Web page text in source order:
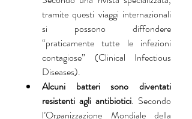
tramite questi viaggi internazionali
si possono diffondere
“praticamente tutte le infezioni
contagiose” (Clinical Infectious
Diseases).
Alcuni batteri sono diventati
resistenti agli antibiotici. Secondo
l’Organizzazione Mondiale della